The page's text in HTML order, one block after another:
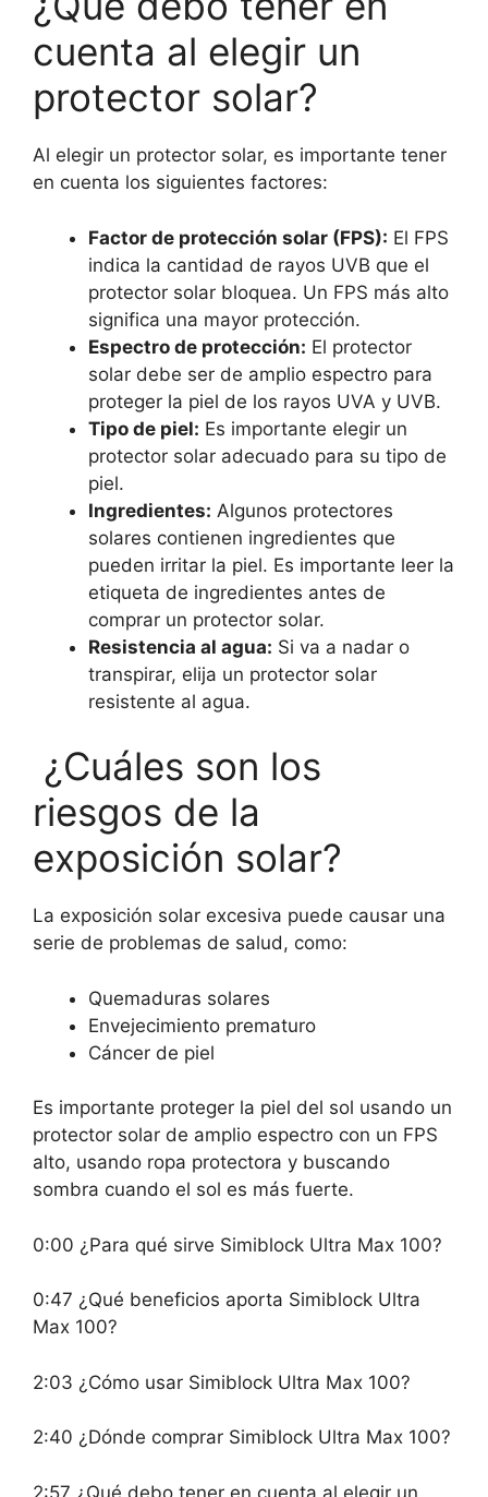
cuenta al elegir un
protector solar?
Al elegir un protector solar, es importante tener
en cuenta los siguientes factores:
Factor de protección solar (FPS): El FPS
indica la cantidad de rayos UVB que el
protector solar bloquea. Un FPS más alto
significa una mayor protección.
Espectro de protección: El protector
solar debe ser de amplio espectro para
proteger la piel de los rayos UVA y UVB.
Tipo de piel: Es importante elegir un
protector solar adecuado para su tipo de
piel.
Ingredientes: Algunos protectores
solares contienen ingredientes que
pueden irritar la piel. Es importante leer la
etiqueta de ingredientes antes de
comprar un protector solar.
Resistencia al agua: Si va a nadar o
transpirar, elija un protector solar
resistente al agua.
¿Cuáles son los
riesgos de la
exposición solar?
La exposición solar excesiva puede causar una
serie de problemas de salud, como:
Quemaduras solares
Envejecimiento prematuro
Cáncer de piel
Es importante proteger la piel del sol usando un
protector solar de amplio espectro con un FPS
alto, usando ropa protectora y buscando
sombra cuando el sol es más fuerte.
0:00 ¿Para qué sirve Simiblock Ultra Max 100?
0:47 ¿Qué beneficios aporta Simiblock Ultra
Max 100?
2:03 ¿Cómo usar Simiblock Ultra Max 100?
2:40 ¿Dónde comprar Simiblock Ultra Max 100?
2:57 ¿Qué debo tener en cuenta al elegir un